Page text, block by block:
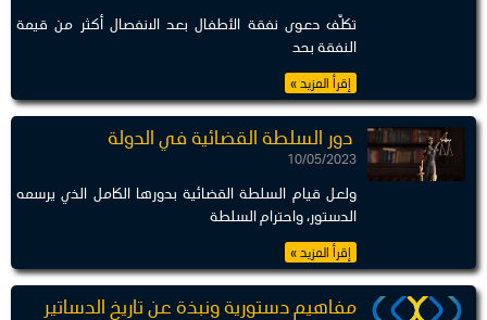
تكلّف دعوى نفقة الأطفال بعد الانفصال أكثر من قيمة
النفقة بحد
إقرأ المزيد »
دور السلطة القضائية في الدولة
10/05/2023
ولعل قيام السلطة القضائية بدورها الكامل الذي يرسمه
الدستور، واحترام السلطة
إقرأ المزيد »
مفاهيم دستورية ونبذة عن تاريخ الدساتير